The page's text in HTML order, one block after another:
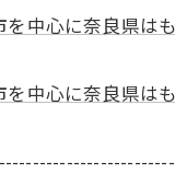
を中心に奈良県は
を中心に奈良県は